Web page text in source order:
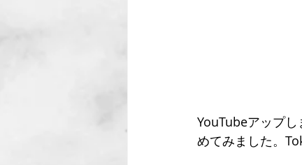
YouTubeアップ
めてみました。